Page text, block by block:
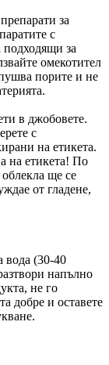
за
с
подходящи за
омекотител
порите и не
в джобовете.
с
на етикета.
на етикета! По
ще се
от гладене,
вода (30-40
напълно
не го
добре и оставете